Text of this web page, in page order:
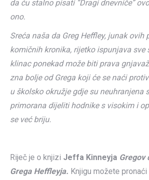
da ću stalno pisati “Dragi dnevniče”
ono.
Sreća naša da Greg Heffley, junak ovih
komičnih kronika, rijetko ispunjava sve
klinac ponekad može biti prava
zna bolje od Grega koji će se naći
u školsko okružje gdje su neuhranjena
primorana dijeliti hodnike s visokim i
se već briju.
Riječ je o knjizi Jeffa Kinneyja Gregov
Grega Heffleyja. Knjigu možete